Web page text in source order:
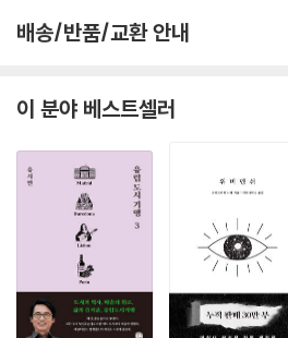
배송/반품/교환 안내
이 분야 베스트셀러